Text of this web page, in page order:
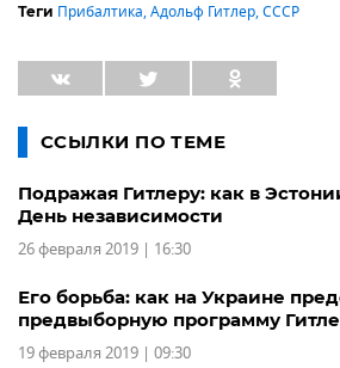
Теги Прибалтика,Адольф Гитлер,СССР
ССЫЛКИ ПО ТЕМЕ
Подражая Гитлеру: как в
День независимости
26 февраля 2019 | 16:30
Его борьба: как на Украине
предвыборную программу
19 февраля 2019 | 09:30